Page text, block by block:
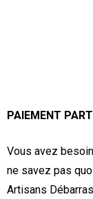
PAIEMENT
Vous avez
ne savez pas
Artisans